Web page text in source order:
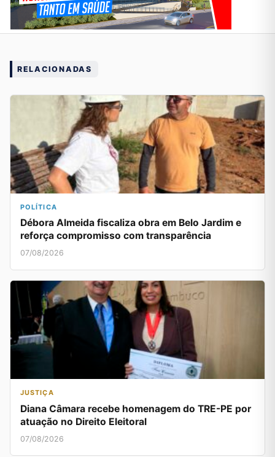
RELACIONADAS
POLÍTICA
Débora Almeida fiscaliza obra em Belo Jardim e
reforça compromisso com transparência
07/08/2026
JUSTIÇA
Diana Câmara recebe homenagem do TRE-PE por
atuação no Direito Eleitoral
07/08/2026